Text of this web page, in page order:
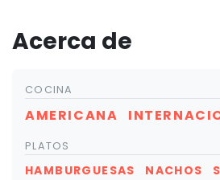
Acerca de
COCINA
AMERICANA
PLATOS
HAMBURGUESAS NACHOS